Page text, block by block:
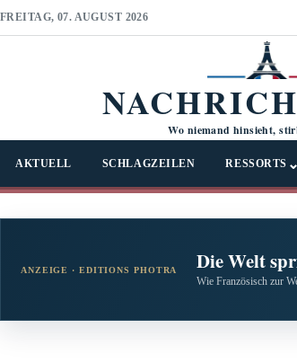
FREITAG, 07. AUGUST 2026
Wo niemand hinsieht,
AKTUELL SCHLAGZEILEN RESSORTS ⌄
ANZEIGE · EDITIONS PHOTRA Die Welt
Wie Französisch zur